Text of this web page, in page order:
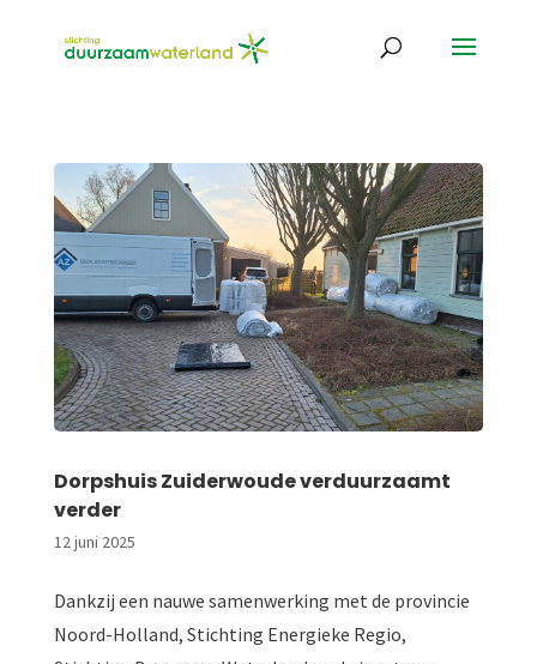
Dorpshuis Zuiderwoude verduurzaamt
verder
12 juni 2025
Dankzij een nauwe samenwerking met de provincie
Noord-Holland, Stichting Energieke Regio,